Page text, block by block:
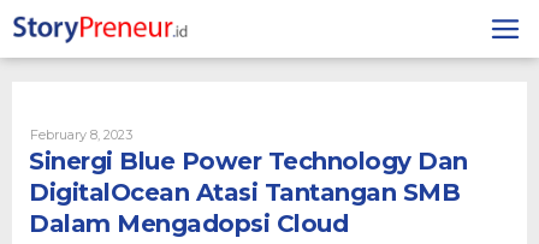
to
content
February 8, 2023By
Admin
Sinergi Blue Power Technology Dan
DigitalOcean Atasi Tantangan SMB
Dalam Mengadopsi Cloud